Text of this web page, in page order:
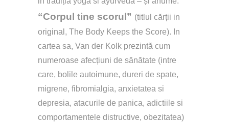
“Corpul tine scorul” (titlul cărții in
original, The Body Keeps the Score). In
cartea sa, Van der Kolk prezintă cum
numeroase afecțiuni de sănătate (intre
care, bolile autoimune, dureri de spate,
migrene, fibromialgia, anxietatea si
depresia, atacurile de panica, adictiile si
comportamentele distructive, obezitatea)